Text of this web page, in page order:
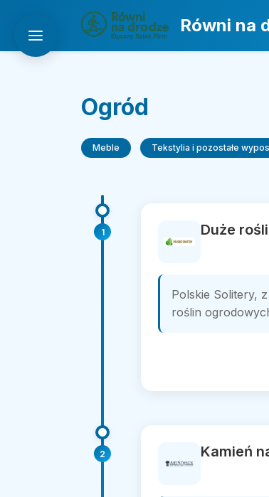
Równi na
Ogród
Meble Tekstylia i pozostałe
1 Duże
Polskie Solitery,
roślin
2 Kamień